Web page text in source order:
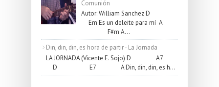
Comunión
Autor: William Sanchez D
Em Es un deleite para mí A
F#m A...
Din, din, din, es hora de partir - La Jornada
LA JORNADA (Vicente E. Sojo) D A7
D E7 A Din, din, din, es h...